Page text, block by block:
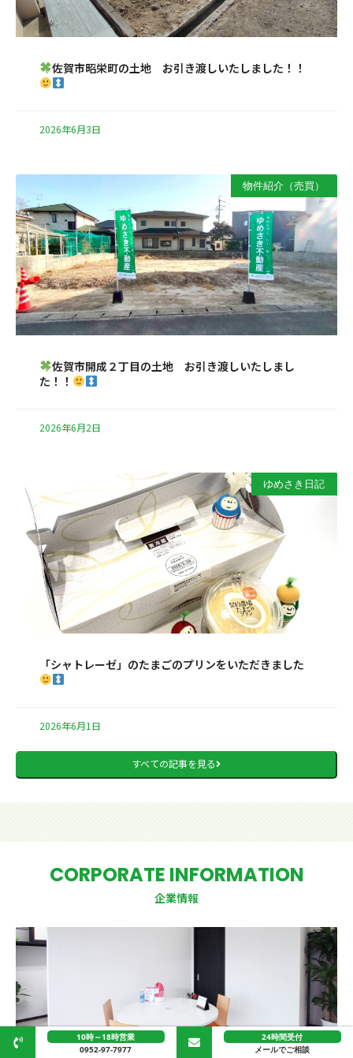
佐賀市昭栄町の土地 お引き渡しいたしました！！
2026年6月3日
物件紹介（売買）
佐賀市開成２丁目の土地 お引き渡しいたしまし
た！！
2026年6月2日
ゆめさき日記
「シャトレーゼ」のたまごのプリンをいただきました
2026年6月1日
すべての記事を見る
CORPORATE INFORMATION
企業情報
10時～18時営業
0952-97-7977
24時間受付
メールでご相談